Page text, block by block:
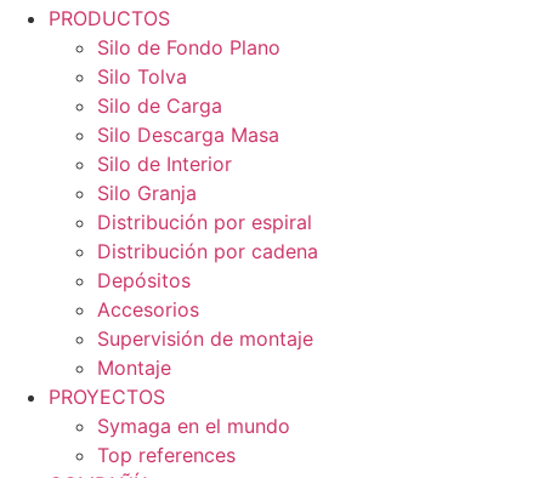
PRODUCTOS
Silo de Fondo Plano
Silo Tolva
Silo de Carga
Silo Descarga Masa
Silo de Interior
Silo Granja
Distribución por espiral
Distribución por cadena
Depósitos
Accesorios
Supervisión de montaje
Montaje
PROYECTOS
Symaga en el mundo
Top references